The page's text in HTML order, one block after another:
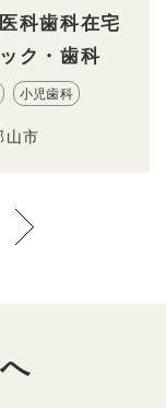
科歯科在宅
ク・歯科
小児歯科
山市